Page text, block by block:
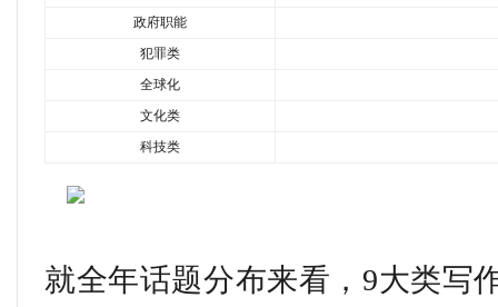
政府职能
犯罪类
全球化
文化类
科技类
就全年话题分布来看，9大类写